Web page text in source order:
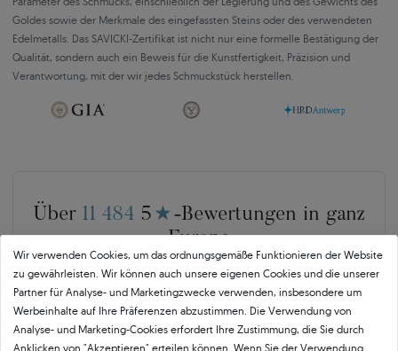
Goldes sowie der Merkmale des eingefassten Steins oder des verwendeten
Edelmetalls. Das SAVICKI-Zertifikat ist nicht nur eine formelle Bestätigung der
Qualität, sondern auch ein Beweis für die Kunstfertigkeit, Präzision und
Verantwortung, mit der wir jedes Schmuckstück herstellen.
Über 11 484 5 ★ -Bewertungen in ganz
Europa
🇵🇱 🇨🇿
Wir verwenden Cookies, um das ordnungsgemäße Funktionieren der Website
zu gewährleisten. Wir können auch unsere eigenen Cookies und die unserer
Partner für Analyse- und Marketingzwecke verwenden, insbesondere um
Werbeinhalte auf Ihre Präferenzen abzustimmen. Die Verwendung von
Analyse- und Marketing-Cookies erfordert Ihre Zustimmung, die Sie durch
Anklicken von "Akzeptieren" erteilen können. Wenn Sie der Verwendung